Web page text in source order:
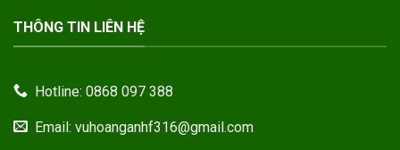
THÔNG TIN LIÊN HỆ
Hotline: 0868 097 388
Email: vuhoanganhf316@gmail.com